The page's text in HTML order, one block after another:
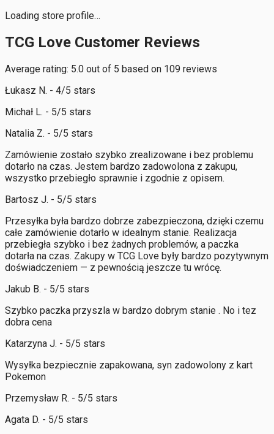
Loading store profile…
TCG Love Customer Reviews
Average rating: 5.0 out of 5 based on 109 reviews
Łukasz N. - 4/5 stars
Michał L. - 5/5 stars
Natalia Z. - 5/5 stars
Zamówienie zostało szybko zrealizowane i bez problemu
dotarło na czas. Jestem bardzo zadowolona z zakupu,
wszystko przebiegło sprawnie i zgodnie z opisem.
Bartosz J. - 5/5 stars
Przesyłka była bardzo dobrze zabezpieczona, dzięki czemu
całe zamówienie dotarło w idealnym stanie. Realizacja
przebiegła szybko i bez żadnych problemów, a paczka
dotarła na czas. Zakupy w TCG Love były bardzo pozytywnym
doświadczeniem — z pewnością jeszcze tu wrócę.
Jakub B. - 5/5 stars
Szybko paczka przyszla w bardzo dobrym stanie . No i tez
dobra cena
Katarzyna J. - 5/5 stars
Wysyłka bezpiecznie zapakowana, syn zadowolony z kart
Pokemon
Przemysław R. - 5/5 stars
Agata D. - 5/5 stars